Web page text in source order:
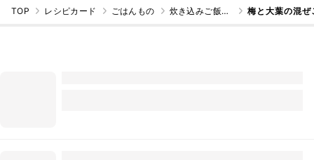
TOP レシピカード ごはんもの 炊き込みご飯・混ぜご飯 梅と大葉の混